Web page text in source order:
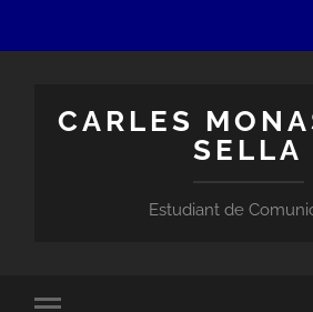
CARLES
SELLA
Estudiant de